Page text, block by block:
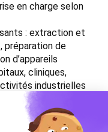
en charge selon
: extraction et
préparation de
d’appareils
cliniques,
industrielles
X ou des
constitue une
confrontés à la